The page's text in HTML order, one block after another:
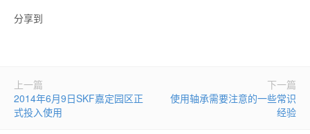
分享到
上一篇
2014年6月9日SKF嘉定园区正
式投入使用
下一篇
使用轴承需要注意的一些常识
经验